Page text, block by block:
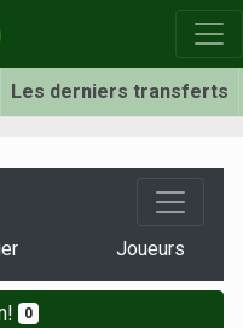
Les derniers transferts
Joueurs
0